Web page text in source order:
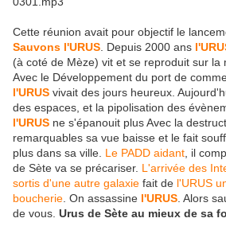
Cette réunion avait pour objectif le
Sauvons l'URUS . Depuis 2000 ans
(à coté de Mèze) vit et se reproduit sur la
Avec le Développement du port de
l'URUS vivait des jours heureux.
des espaces, et la pipolisation des
l'URUS ne s'épanouit plus Avec la
remarquables sa vue baisse et le fait
plus dans sa ville. Le PADD aidant , il
de Sète va se précariser. L'arrivée des
sortis d'une autre galaxie fait de l'URUS
boucherie . On assassine l'URUS . Alors
de vous. Urus de Sète au mieux de sa